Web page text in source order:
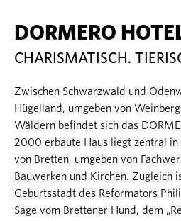
DORMERO
CHARISMATISCH.
Zwischen Schwarzwald und
Hügelland, umgeben von
Wäldern befindet sich das
2000 erbaute Haus liegt zentral
von Bretten, umgeben von
Bauwerken und Kirchen. Zugleich
Geburtsstadt des Reformators
Sage vom Brettener Hund, dem